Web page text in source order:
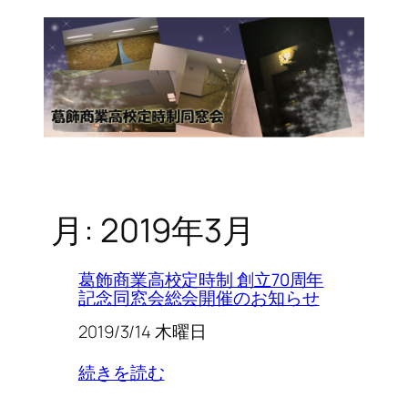
月: 2019年3月
葛飾商業高校定時制 創立70周年
記念同窓会総会開催のお知らせ
2019/3/14 木曜日
続きを読む